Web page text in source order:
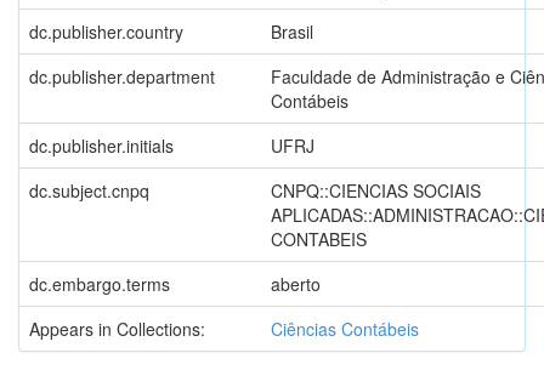
dc.publisher.country
Brasil
dc.publisher.department
Faculdade de Administração e
Contábeis
dc.publisher.initials
UFRJ
dc.subject.cnpq
CNPQ::CIENCIAS SOCIAIS
CONTABEIS
dc.embargo.terms
aberto
Appears in Collections:
Ciências Contábeis